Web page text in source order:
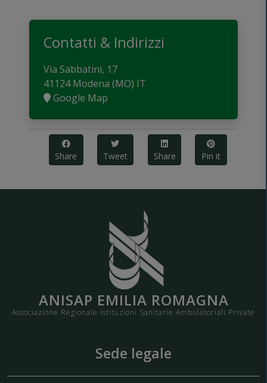
Contatti & Indirizzi
Via Sabbatini, 17
41124 Modena (MO) IT
Google Map
Share Tweet Share Pin it
ANISAP EMILIA ROMAGNA
Associazione Regionale Istituzioni Sanitarie Ambulatoriali Private
Sede legale